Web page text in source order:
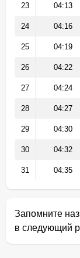
23 04:13
24 04:16
25 04:19
26 04:22
27 04:24
28 04:27
29 04:30
30 04:32
31 04:35
Запомните
в следующий